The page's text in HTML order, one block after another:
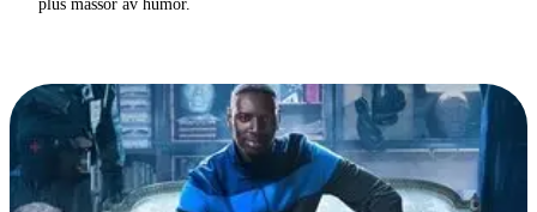
plus massor av humor.